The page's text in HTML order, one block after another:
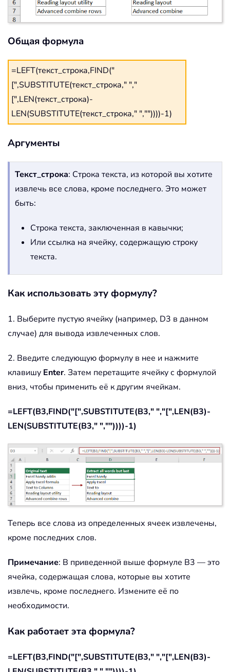
Общая формула
=LEFT(текст_строка,FIND("
[",SUBSTITUTE(текст_строка," ","
[",LEN(текст_строка)-
LEN(SUBSTITUTE(текст_строка," ",""))))-1)
Аргументы
Текст_строка: Строка текста, из которой вы хотите
извлечь все слова, кроме последнего. Это может
быть:
Строка текста, заключенная в кавычки;
Или ссылка на ячейку, содержащую строку
текста.
Как использовать эту формулу?
1. Выберите пустую ячейку (например, D3 в данном
случае) для вывода извлеченных слов.
2. Введите следующую формулу в нее и нажмите
клавишу Enter. Затем перетащите ячейку с формулой
вниз, чтобы применить её к другим ячейкам.
=LEFT(B3,FIND("[",SUBSTITUTE(B3," ","[",LEN(B3)-
LEN(SUBSTITUTE(B3," ",""))))-1)
Теперь все слова из определенных ячеек извлечены,
кроме последних слов.
Примечание: В приведенной выше формуле B3 — это
ячейка, содержащая слова, которые вы хотите
извлечь, кроме последнего. Измените её по
необходимости.
Как работает эта формула?
=LEFT(B3,FIND("[",SUBSTITUTE(B3," ","[",LEN(B3)-